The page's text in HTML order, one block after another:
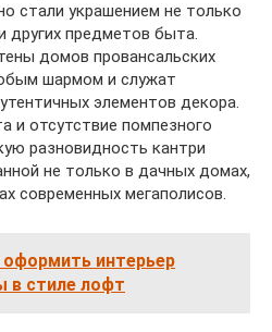
стали украшением не только
других предметов быта.
домов провансальских
шармом и служат
элементов декора.
и отсутствие помпезного
разновидность кантри
не только в дачных домах,
современных мегаполисов.
оформить интерьер
в стиле лофт